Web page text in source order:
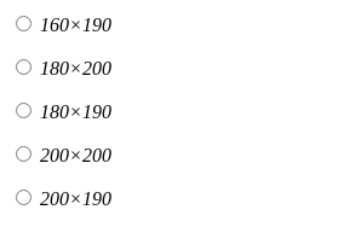
160×190
180×200
180×190
200×200
200×190